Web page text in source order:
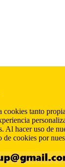
tanto
Al hacer uso de
de cookies por